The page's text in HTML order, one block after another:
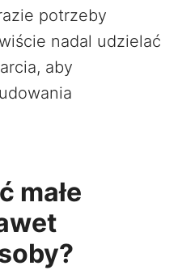
potrzeby
nadal udzielać
aby
małe